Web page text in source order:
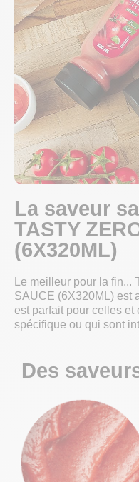
La saveur
TASTY
(6X320ML)
Le meilleur pour la
SAUCE (6X320ML) est
est parfait pour celles et
spécifique ou qui sont
Des